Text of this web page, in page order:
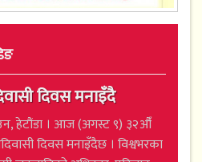
दिवस मनाइँदै
हेटौंडा । आज (अगस्ट ९) ३२औँ
दिवस मनाइँदैछ । विश्वभरका